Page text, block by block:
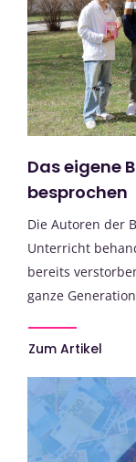
Das eigene
besprochen
Die Autoren der
Unterricht
bereits
ganze
Zum Artikel